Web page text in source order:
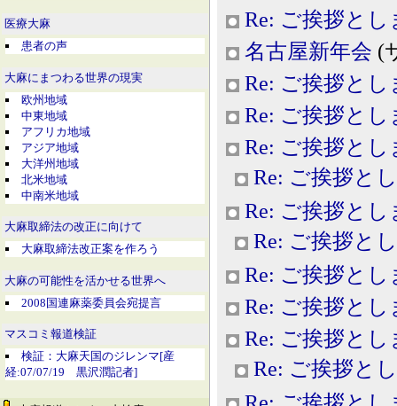
医療大麻
患者の声
大麻にまつわる世界の現実
欧州地域
中東地域
アフリカ地域
アジア地域
大洋州地域
北米地域
中南米地域
大麻取締法の改正に向けて
大麻取締法改正案を作ろう
大麻の可能性を活かせる世界へ
2008国連麻薬委員会宛提言
マスコミ報道検証
検証：大麻天国のジレンマ[産
経:07/07/19 黒沢潤記者]
Re: ご挨拶とし
名古屋新年会 (
Re: ご挨拶とし
Re: ご挨拶とし
Re: ご挨拶とし
Re: ご挨拶と
Re: ご挨拶とし
Re: ご挨拶と
Re: ご挨拶とし
Re: ご挨拶とし
Re: ご挨拶とし
Re: ご挨拶と